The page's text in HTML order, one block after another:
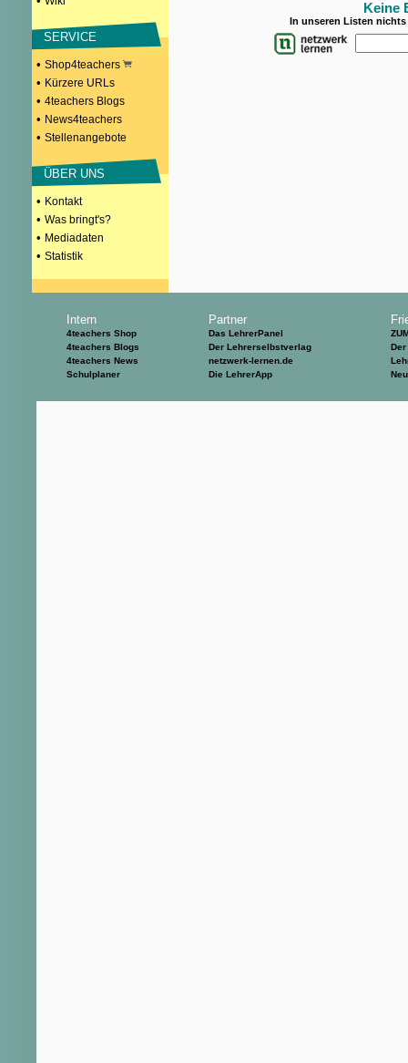
SERVICE
• Shop4teachers
• Kürzere URLs
• 4teachers Blogs
• News4teachers
• Stellenangebote
ÜBER UNS
• Kontakt
• Was bringt's?
• Mediadaten
• Statistik
Keine
In unseren Listen
Intern
4teachers Shop
4teachers Blogs
4teachers News
Schulplaner
Partner
Das LehrerPanel
Der Lehrerselbstverlag
netzwerk-lernen.de
Die LehrerApp